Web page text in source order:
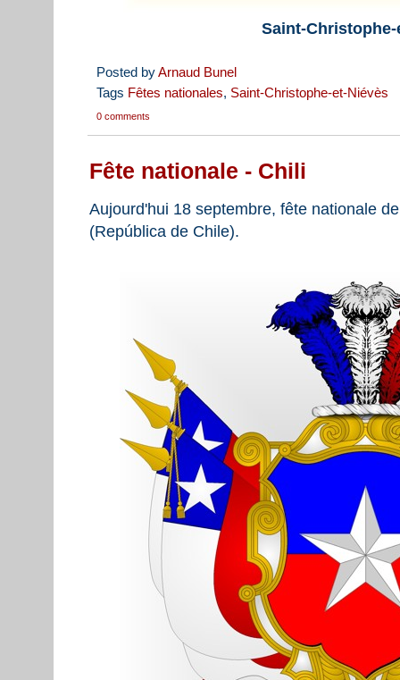
Saint-
Posted byArnaud Bunel
Tags Fêtes nationales, Saint-Christophe-et-Niévès
0 comments
Fête nationale - Chili
Aujourd'hui 18 septembre, fête nationale
(República de Chile).